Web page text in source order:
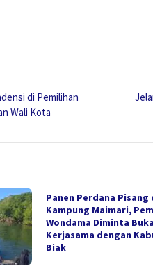
di Pemilihan
Wali Kota
Panen Perdana Pisang
Kampung Maimari,
Wondama Diminta Buka
Kerjasama dengan
Biak